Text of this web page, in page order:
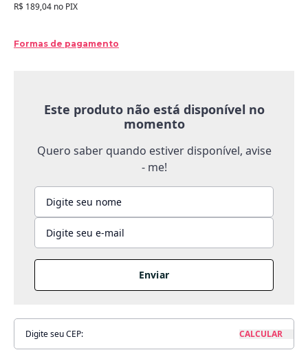
R$ 189,04 no PIX
Formas de pagamento
Este produto não está disponível no
momento
Quero saber quando estiver disponível, avise
- me!
Enviar